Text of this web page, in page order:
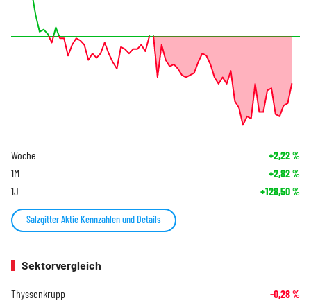
Woche +2,22%
1M +2,82%
1J +128,50%
Salzgitter Aktie Kennzahlen und Details
Sektorvergleich
Thyssenkrupp -0,28%